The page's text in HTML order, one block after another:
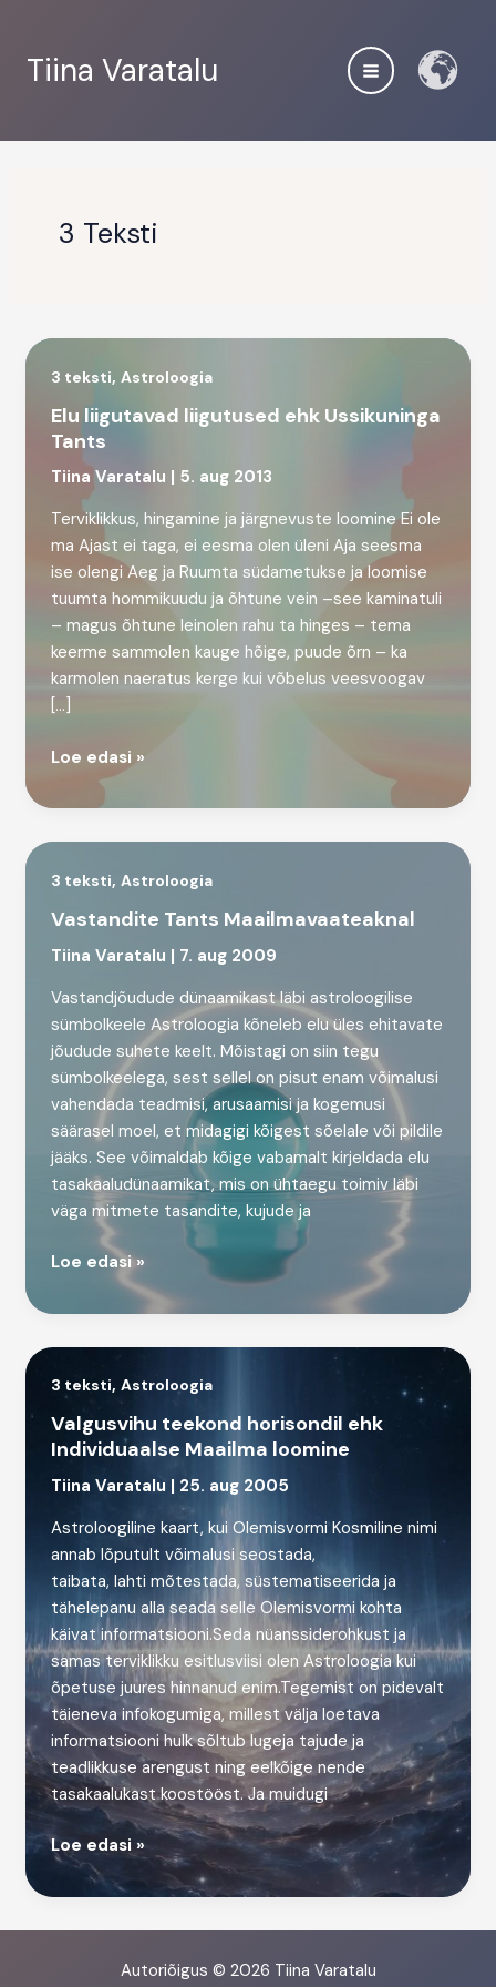
contentTiina Varatalu
3 Teksti
3 teksti, Astroloogia
Elu liigutavad liigutused ehk Ussikuninga
Tants
Tiina Varatalu | 5. aug 2013
Terviklikkus, hingamine ja järgnevuste loomine Ei ole
ma Ajast ei taga, ei eesma olen üleni Aja seesma
ise olengi Aeg ja Ruumta südametukse ja loomise
tuumta hommikuudu ja õhtune vein –see kaminatuli
– magus õhtune leinolen rahu ta hinges – tema
keerme sammolen kauge hõige, puude õrn – ka
karmolen naeratus kerge kui võbelus veesvoogav
[…]
Elu
liigutavad
liigutused
Tants
Loe edasi »
3 teksti, Astroloogia
Vastandite Tants Maailmavaateaknal
Tiina Varatalu | 7. aug 2009
Vastandjõudude dünaamikast läbi astroloogilise
sümbolkeele Astroloogia kõneleb elu üles ehitavate
jõudude suhete keelt. Mõistagi on siin tegu
sümbolkeelega, sest sellel on pisut enam võimalusi
vahendada teadmisi, arusaamisi ja kogemusi
säärasel moel, et midagigi kõigest sõelale või pildile
jääks. See võimaldab kõige vabamalt kirjeldada elu
tasakaaludünaamikat, mis on ühtaegu toimiv läbi
väga mitmete tasandite, kujude ja
Vastandite
Maailmavaateaknal
Loe edasi »
3 teksti, Astroloogia
Valgusvihu teekond horisondil ehk
Individuaalse Maailma loomine
Tiina Varatalu | 25. aug 2005
Astroloogiline kaart, kui Olemisvormi Kosmiline nimi
annab lõputult võimalusi seostada,
taibata, lahti mõtestada, süstematiseerida ja
tähelepanu alla seada selle Olemisvormi kohta
käivat informatsiooni.Seda nüanssiderohkust ja
samas terviklikku esitlusviisi olen Astroloogia kui
õpetuse juures hinnanud enim.Tegemist on pidevalt
täieneva infokogumiga, millest välja loetava
informatsiooni hulk sõltub lugeja tajude ja
teadlikkuse arengust ning eelkõige nende
tasakaalukast koostööst. Ja muidugi
Valgusvihu
teekond
horisondil
Loe edasi »
Autoriõigus © 2026 Tiina Varatalu